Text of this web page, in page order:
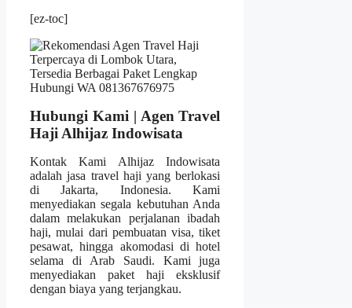
[ez-toc]
Hubungi Kami | Agen Travel
Haji Alhijaz Indowisata
Kontak Kami Alhijaz Indowisata
adalah jasa travel haji yang berlokasi
di Jakarta, Indonesia. Kami
menyediakan segala kebutuhan Anda
dalam melakukan perjalanan ibadah
haji, mulai dari pembuatan visa, tiket
pesawat, hingga akomodasi di hotel
selama di Arab Saudi. Kami juga
menyediakan paket haji eksklusif
dengan biaya yang terjangkau.